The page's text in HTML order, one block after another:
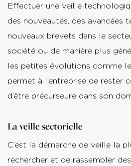
Effectuer une veille
des nouveautés, des avancées
nouveaux brevets dans le
société ou de manière plus
les petites évolutions comme
permet à l’entreprise de rester
d’être précurseure dans son
La veille sectorielle
C’est la démarche de veille la
rechercher et de rassembler